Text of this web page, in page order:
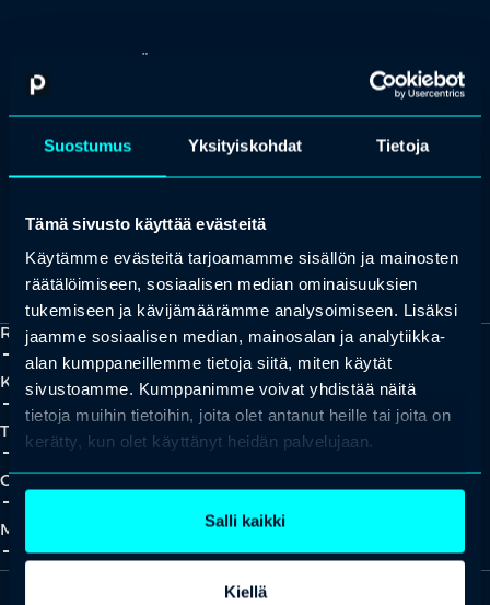
Suostumus Yksityiskohdat Tietoja
Tämä sivusto käyttää evästeitä
Käytämme evästeitä tarjoamamme sisällön ja mainosten
räätälöimiseen, sosiaalisen median ominaisuuksien
tukemiseen ja kävijämäärämme analysoimiseen. Lisäksi
jaamme sosiaalisen median, mainosalan ja analytiikka-
alan kumppaneillemme tietoja siitä, miten käytät
sivustoamme. Kumppanimme voivat yhdistää näitä
tietoja muihin tietoihin, joita olet antanut heille tai joita on
kerätty, kun olet käyttänyt heidän palvelujaan.
Salli kaikki
Kiellä
OTA YHTEYTTÄ
Keilaranta 1 A, 02150 Espoo
+358 (0)20 780 6220
asiakaspalvelu@professio.fi
Kaikki yhteystiedot Yhteistyökumppaniksi?
Ratkaisut
add_2close
Koulutukset
add_2close
Tapahtumat
add_2 close
Oivallukset
add_2
Meistä
add_2close